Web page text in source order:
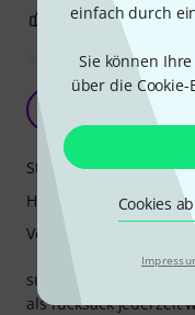
einfach durch
Sie können
über die
Cookies
0
i.o.
super
als rucksack jederzeit
Stabilität
Handling
Verarbeitung